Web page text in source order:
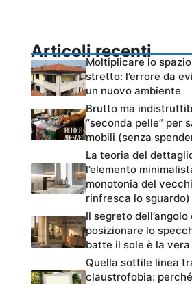
Articoli recenti
Moltiplicare lo
stretto: l’errore da
un nuovo ambiente
Brutto ma
“seconda pelle” per
mobili (senza
La teoria del
l’elemento
monotonia del
rinfresca lo sguardo)
Il segreto
posizionare lo
batte il sole è la
Quella sottile linea
claustrofobia: